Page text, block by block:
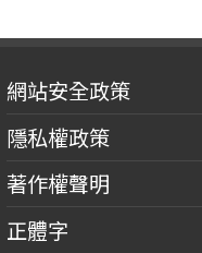
網站安全政策
隱私權政策
著作權聲明
正體字